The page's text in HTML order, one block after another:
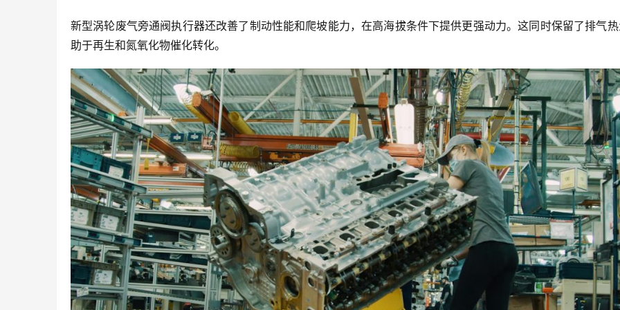
新型涡轮废气旁通阀执行器还改善了制动性能和爬坡能力，在高海拔条件下提供更强动力。这同时保留了排气
助于再生和氮氧化物催化转化。